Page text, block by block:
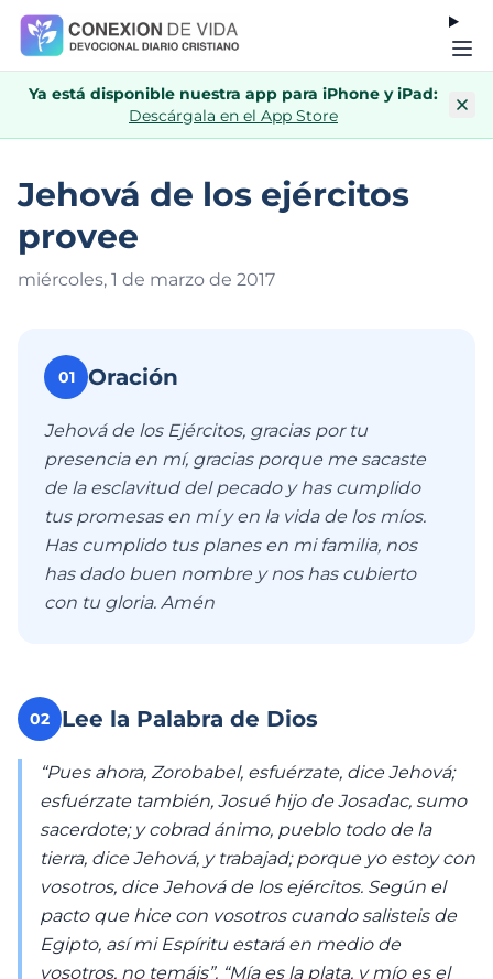
Ya está disponible nuestra app para iPhone y iPad:
Descárgala en el App Store
Jehová de los ejércitos
provee
miércoles, 1 de marzo de 2017
01 Oración
Jehová de los Ejércitos, gracias por tu
presencia en mí, gracias porque me sacaste
de la esclavitud del pecado y has cumplido
tus promesas en mí y en la vida de los míos.
Has cumplido tus planes en mi familia, nos
has dado buen nombre y nos has cubierto
con tu gloria. Amén
02 Lee la Palabra de Dios
“Pues ahora, Zorobabel, esfuérzate, dice Jehová;
esfuérzate también, Josué hijo de Josadac, sumo
sacerdote; y cobrad ánimo, pueblo todo de la
tierra, dice Jehová, y trabajad; porque yo estoy con
vosotros, dice Jehová de los ejércitos. Según el
pacto que hice con vosotros cuando salisteis de
Egipto, así mi Espíritu estará en medio de
vosotros, no temáis”. “Mía es la plata, y mío es el